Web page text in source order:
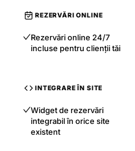
REZERVĂRI ONLINE
Rezervări online 24/7
incluse pentru clienții tăi
INTEGRARE ÎN SITE
Widget de rezervări
integrabil în orice site
existent